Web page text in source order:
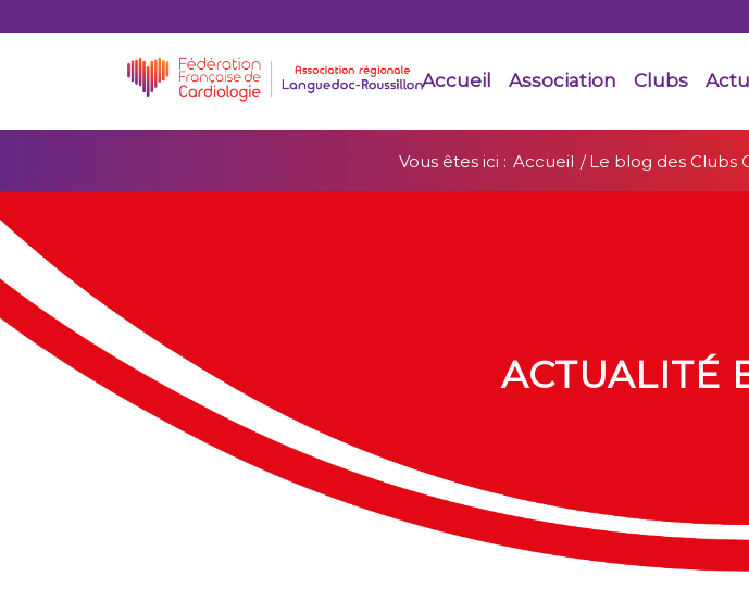
Accueil Association Clubs
Vous êtes ici : Accueil / Le blog des Clubs
ACTUALITÉ